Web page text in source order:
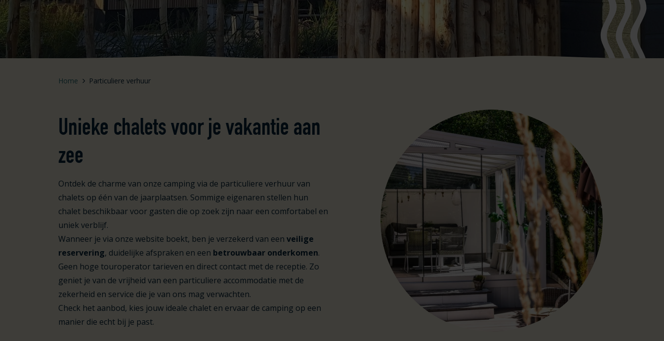
Home Particuliere verhuur
Unieke chalets voor je vakantie aan
zee
Ontdek de charme van onze camping via de particuliere verhuur van
chalets op één van de jaarplaatsen. Sommige eigenaren stellen hun
chalet beschikbaar voor gasten die op zoek zijn naar een comfortabel en
uniek verblijf.
Wanneer je via onze website boekt, ben je verzekerd van een veilige
reservering, duidelijke afspraken en een betrouwbaar onderkomen.
Geen hoge touroperator tarieven en direct contact met de receptie. Zo
geniet je van de vrijheid van een particuliere accommodatie met de
zekerheid en service die je van ons mag verwachten.
Check het aanbod, kies jouw ideale chalet en ervaar de camping op een
manier die echt bij je past.